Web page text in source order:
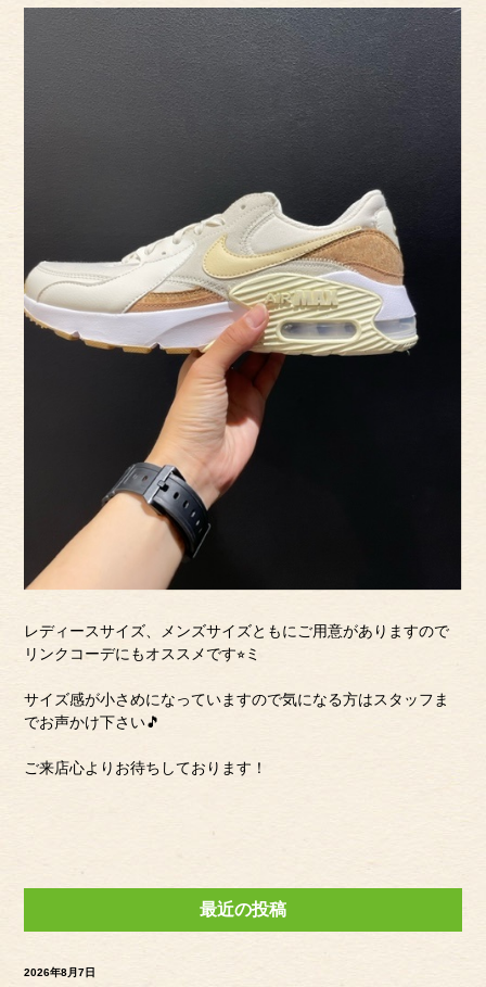
レディースサイズ、メンズサイズともにご用意がありますので
リンクコーデにもオススメです⭐︎ミ
サイズ感が小さめになっていますので気になる方はスタッフま
でお声かけ下さい🎵
ご来店心よりお待ちしております！
最近の投稿
2026年8月7日